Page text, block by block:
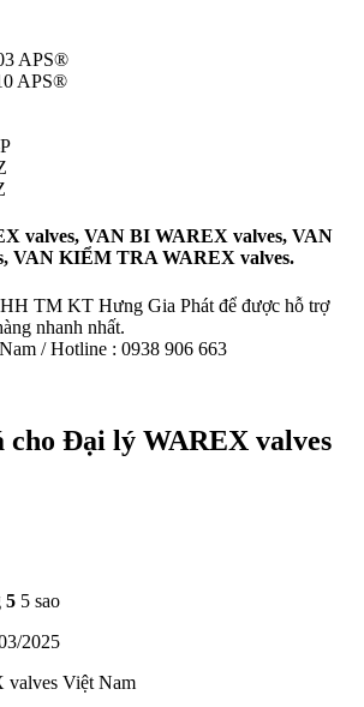
APS®
APS®
valves, VAN BI WAREX valves, VAN
VAN KIỂM TRA WAREX valves.
TM KT Hưng Gia Phát để được hỗ trợ
nhanh nhất.
/ Hotline : 0938 906 663
cho Đại lý WAREX valves
5 5 sao
2025
Việt Nam